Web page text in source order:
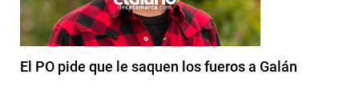
El PO pide que le saquen los fueros a Galán